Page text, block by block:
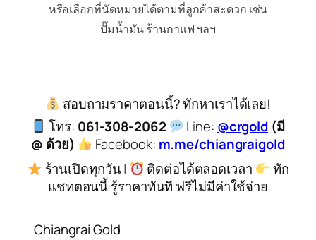
หรือเลือกที่นัดหมายได้ตามที่ลูกค้าสะดวก เช่น
ปั๊มน้ำมัน ร้านกาแฟ ฯลฯ
สอบถามราคาตอนนี้? ทักหาเราได้เลย!
โทร: 061-308-2062 Line: @crgold (มี
@ ด้วย)
Facebook: m.me/chiangraigold
ร้านเปิดทุกวัน |
ติดต่อได้ตลอดเวลา
ทัก
แชทตอนนี้ รู้ราคาทันที ฟรีไม่มีค่าใช้จ่าย
Chiangrai Gold